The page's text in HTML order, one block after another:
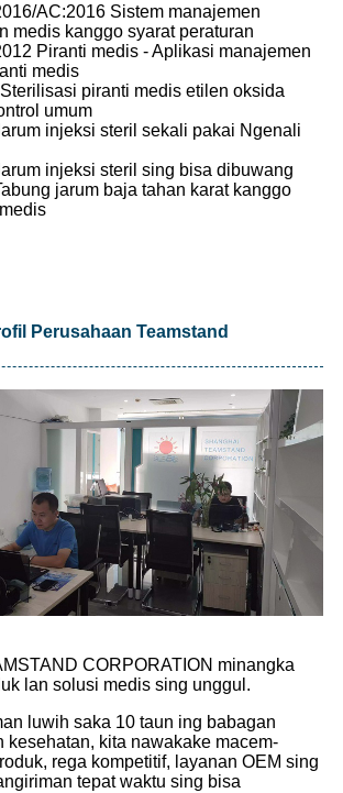
AC:2016 Sistem manajemen
medis kanggo syarat peraturan
Piranti medis - Aplikasi manajemen
medis
Sterilisasi piranti medis etilen oksida
umum
injeksi steril sekali pakai Ngenali
injeksi steril sing bisa dibuwang
jarum baja tahan karat kanggo
Perusahaan Teamstand
CORPORATION minangka
lan solusi medis sing unggul.
luwih saka 10 taun ing babagan
kesehatan, kita nawakake macem-
rega kompetitif, layanan OEM sing
tepat waktu sing bisa